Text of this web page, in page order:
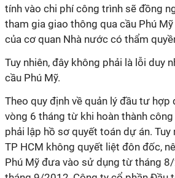
tính vào chi phí công trình sẽ đồng
tham gia giao thông qua cầu Phú
của cơ quan Nhà nước có thẩm
Tuy nhiên, đây không phải là lỗi duy
cầu Phú Mỹ.
Theo quy định về quản lý đầu tư hợp
vòng 6 tháng từ khi hoàn thành
phải lập hồ sơ quyết toán dự án. Tuy
TP HCM không quyết liệt đôn đốc,
Phú Mỹ đưa vào sử dụng từ tháng